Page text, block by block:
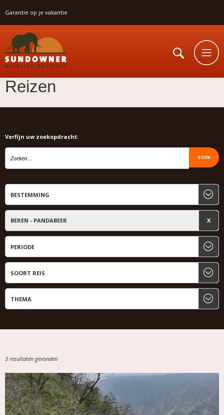
Garantie op je vakantie
Reizen
Verfijn uw zoekopdracht:
ZOEK
BEREN - PANDABEER
3 resultaten gevonden